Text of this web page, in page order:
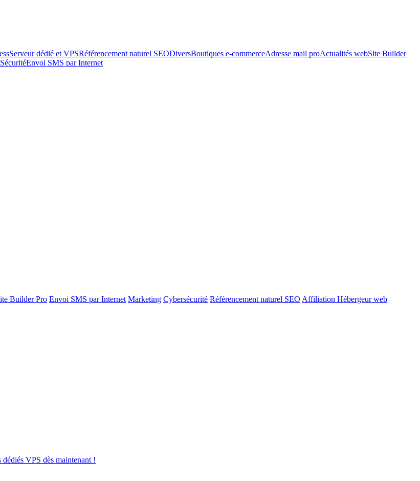
Serveur dédié et VPSRéférencement naturel SEODiversBoutiques e-commerceAdresse mail proActualités webSite Builder
SécuritéEnvoi SMS par Internet
Builder Pro Envoi SMS par Internet Marketing Cybersécurité Référencement naturel SEO Affiliation Hébergeur web
VPS dès maintenant !